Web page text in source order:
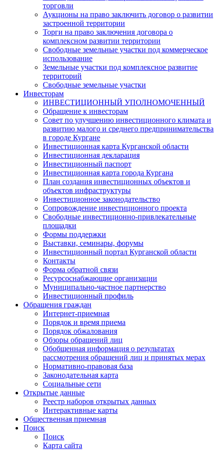
торговли
Аукционы на право заключить договор о развитии
застроенной территории
Торги на право заключения договора о
комплексном развитии территории
Свободные земельные участки под коммерческое
использование
Земельные участки под комплексное развитие
территорий
Свободные земельные участки
Инвесторам
ИНВЕСТИЦИОННЫЙ УПОЛНОМОЧЕННЫЙ
Обращение к инвесторам
Совет по улучшению инвестиционного климата и
развитию малого и среднего предпринимательства
в городе Кургане
Инвестиционная карта Курганской области
Инвестиционная декларация
Инвестиционный паспорт
Инвестиционная карта города Кургана
План создания инвестиционных объектов и
объектов инфраструктуры
Инвестиционное законодательство
Сопровождение инвестиционного проекта
Свободные инвестиционно-привлекательные
площадки
Формы поддержки
Выставки, семинары, форумы
Инвестиционный портал Курганской области
Контакты
Форма обратной связи
Ресурсоснабжающие организации
Муниципально-частное партнерство
Инвестиционный профиль
Обращения граждан
Интернет-приемная
Порядок и время приема
Порядок обжалования
Обзоры обращений лиц
Обобщенная информация о результатах
рассмотрения обращений лиц и принятых мерах
Нормативно-правовая база
Законодательная карта
Социальные сети
Открытые данные
Реестр наборов открытых данных
Интерактивные карты
Общественная приемная
Поиск
Поиск
Карта сайта